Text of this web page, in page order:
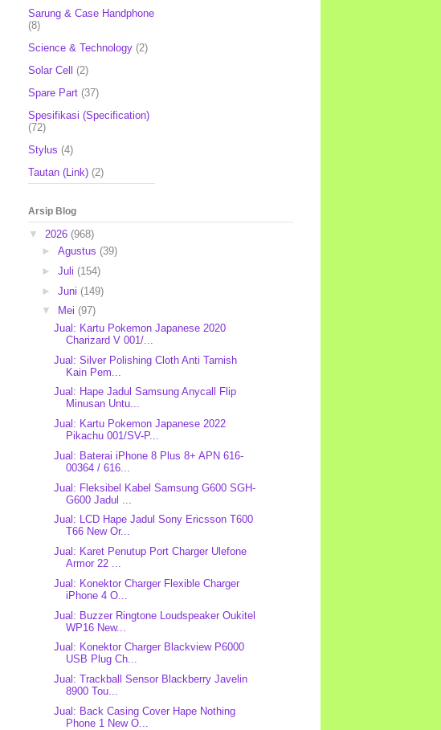
Sarung & Case Handphone
(8)
Science & Technology (2)
Solar Cell (2)
Spare Part (37)
Spesifikasi (Specification)
(72)
Stylus (4)
Tautan (Link) (2)
Arsip Blog
▼ 2026 (968)
► Agustus (39)
► Juli (154)
► Juni (149)
▼
Mei (97)
Jual: Kartu Pokemon Japanese 2020
Charizard V 001/...
Jual: Silver Polishing Cloth Anti Tarnish
Kain Pem...
Jual: Hape Jadul Samsung Anycall Flip
Minusan Untu...
Jual: Kartu Pokemon Japanese 2022
Pikachu 001/SV-P...
Jual: Baterai iPhone 8 Plus 8+ APN 616-
00364 / 616...
Jual: Fleksibel Kabel Samsung G600 SGH-
G600 Jadul ...
Jual: LCD Hape Jadul Sony Ericsson T600
T66 New Or...
Jual: Karet Penutup Port Charger Ulefone
Armor 22 ...
Jual: Konektor Charger Flexible Charger
iPhone 4 O...
Jual: Buzzer Ringtone Loudspeaker Oukitel
WP16 New...
Jual: Konektor Charger Blackview P6000
USB Plug Ch...
Jual: Trackball Sensor Blackberry Javelin
8900 Tou...
Jual: Back Casing Cover Hape Nothing
Phone 1 New O...